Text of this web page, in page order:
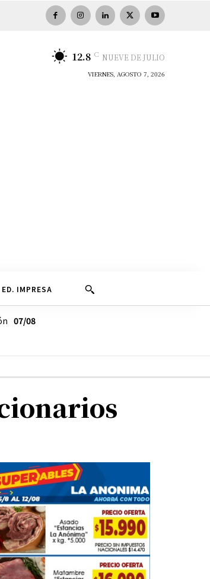
12.8 C NUEVE DE JULIO
VIERNES, AGOSTO 7, 2026
ED. IMPRESA
07/08